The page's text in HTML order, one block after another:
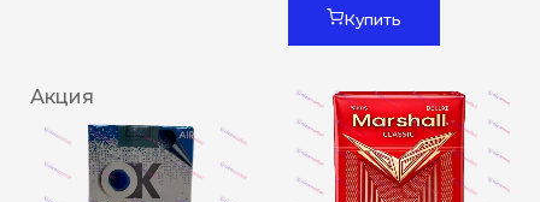
Купить
Акция